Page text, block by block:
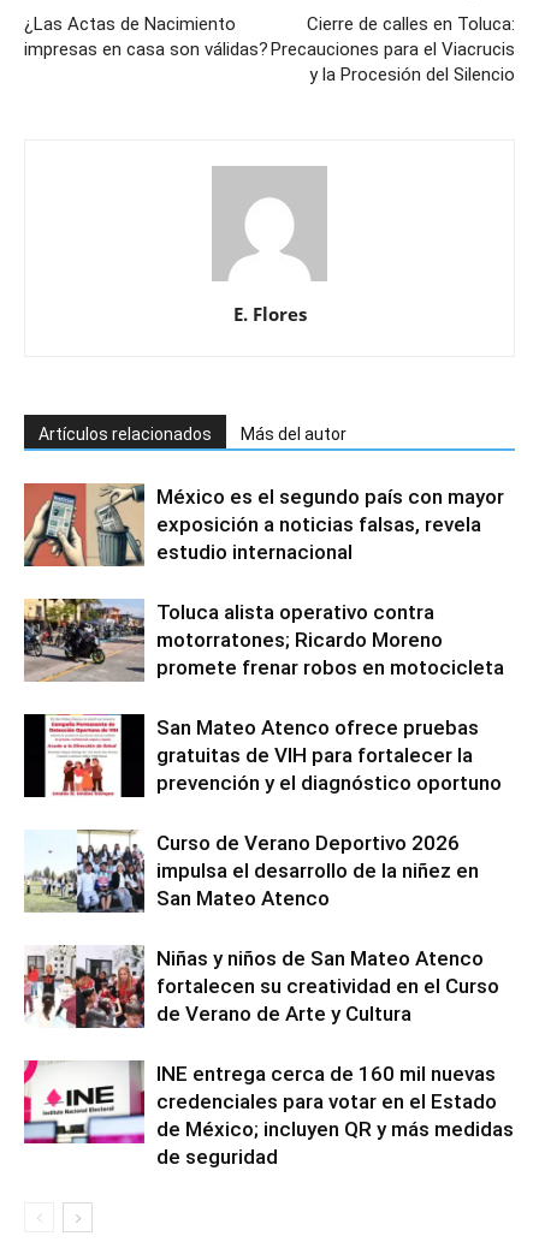
¿Las Actas de Nacimiento
impresas en casa son válidas?
Cierre de calles en Toluca:
Precauciones para el Viacrucis
y la Procesión del Silencio
E. Flores
Artículos relacionados Más del autor
México es el segundo país con mayor
exposición a noticias falsas, revela
estudio internacional
Toluca alista operativo contra
motorratones; Ricardo Moreno
promete frenar robos en motocicleta
San Mateo Atenco ofrece pruebas
gratuitas de VIH para fortalecer la
prevención y el diagnóstico oportuno
Curso de Verano Deportivo 2026
impulsa el desarrollo de la niñez en
San Mateo Atenco
Niñas y niños de San Mateo Atenco
fortalecen su creatividad en el Curso
de Verano de Arte y Cultura
INE entrega cerca de 160 mil nuevas
credenciales para votar en el Estado
de México; incluyen QR y más medidas
de seguridad